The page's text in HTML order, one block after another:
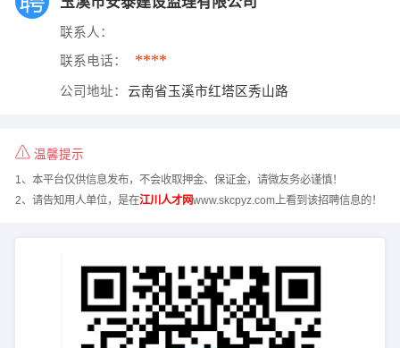
联系人：
联系电话： ****
公司地址： 云南省玉溪市红塔区秀山路
温馨提示
1、本平台仅供信息发布，不会收取押金、保证金，请微友务必谨慎！
2、请告知用人单位，是在江川人才网www.skcpyz.com上看到该招聘信息的！